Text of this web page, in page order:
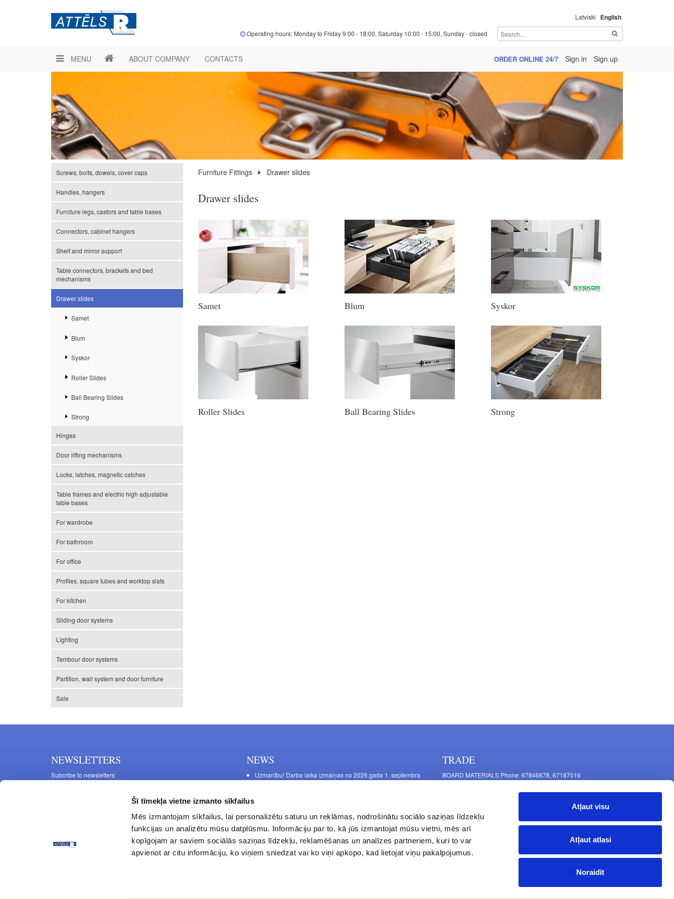
Šī tīmekļa vietne izmanto sīkfailus
Mēs izmantojam sīkfailus, lai personalizētu saturu un reklāmas, nodrošinātu sociālo saziņas līdzekļu
funkcijas un analizētu mūsu datplūsmu. Informāciju par to, kā jūs izmantojat mūsu vietni, mēs arī
kopīgojam ar saviem sociālās saziņas līdzekļu, reklamēšanas un analīzes partneriem, kuri to var
apvienot ar citu informāciju, ko viņiem sniedzat vai ko viņi apkopo, kad lietojat viņu pakalpojumus.
Atļaut visu
Atļaut atlasi
Noraidīt
Latviski English
Operating hours: Monday to Friday 9:00 - 18:00, Saturday 10:00 - 15:00, Sunday - closed
MENU ABOUT COMPANY CONTACTS ORDER ONLINE 24/7 Sign in Sign up
Screws, bolts, dowels, cover caps
Handles, hangers
Furniture legs, castors and table bases
Connectors, cabinet hangers
Shelf and mirror support
Table connectors, brackets and bed
mechanisms
Drawer slides
Samet
Blum
Syskor
Roller Slides
Ball Bearing Slides
Strong
Hinges
Door lifting mechanisms
Locks, latches, magnetic catches
Table frames and electric high adjustable
table bases
For wardrobe
For bathroom
For office
Profiles, square tubes and worktop slats
For kitchen
Sliding door systems
Lighting
Tambour door systems
Partition, wall system and door furniture
Sale
Furniture Fittings Drawer slides
Drawer slides
Samet Blum Syskor
Roller Slides Ball Bearing Slides Strong
NEWSLETTERS
Subcribe to newsletters
NEWS
Uzmanību! Darba laika izmaiņas no 2026.gada 1. septembra
TRADE
BOARD MATERIALS Phone: 67846678, 67187016
11 Mašīnu Str., Riga, LV-1063, Latvia
FURNITURE FITTINGS Phone: 67846682, 67844884
452 Latgales Str., Riga, LV-1063, Latvija
Saturday 10:00 - 15:00, Sunday - closed.